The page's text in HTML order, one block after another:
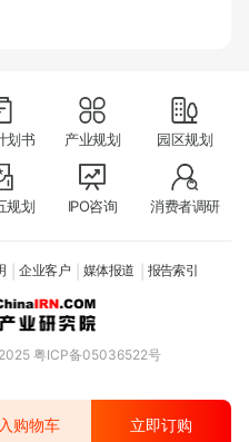
划书 产业规划 园区规划
规划 IPO咨询 消费者调研
企业客户 媒体报道 报告索引
粤ICP备05036522号
购物车 立即订购